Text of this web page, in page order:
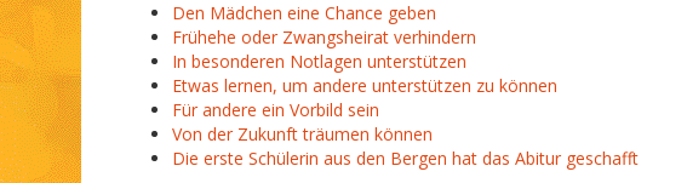
Den Mädchen eine Chance geben
Frühehe oder Zwangsheirat verhindern
In besonderen Notlagen unterstützen
Etwas lernen, um andere unterstützen zu können
Für andere ein Vorbild sein
Von der Zukunft träumen können
Die erste Schülerin aus den Bergen hat das Abitur geschafft